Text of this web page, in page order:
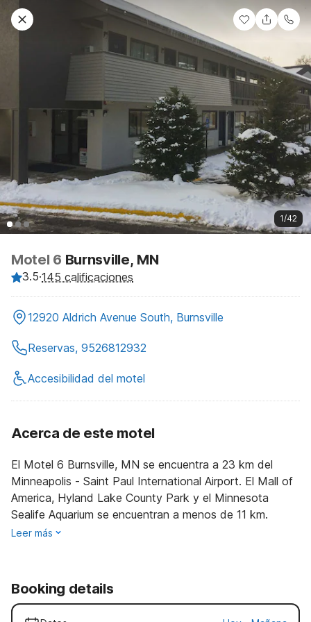
1/42
Motel 6 Burnsville, MN
3.5·145 calificaciones
12920 Aldrich Avenue South, Burnsville
Reservas, 9526812932
Accesibilidad del motel
Acerca de este motel
El Motel 6 Burnsville, MN se encuentra a 23 km del
Minneapolis - Saint Paul International Airport. El Mall of
America, Hyland Lake County Park y el Minnesota
Sealife Aquarium se encuentran a menos de 11 km.
Leer más
Booking details